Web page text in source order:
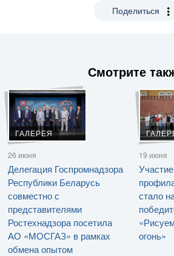
Поделиться
Смотрите
ГАЛЕРЕЯ
26 июня
Делегация Госпромнадзора
Республики Беларусь
совместно с
представителями
Ростехнадзора посетила
АО «МОСГАЗ» в рамках
обмена опытом
19 июня
стало
огонь»